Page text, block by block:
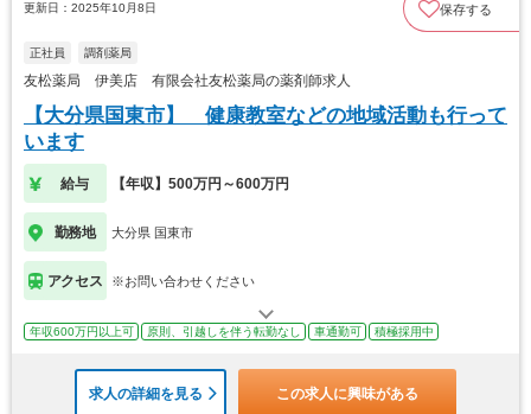
更新日：2025年10月8日 保存する
正社員 調剤薬局
友松薬局 伊美店 有限会社友松薬局の薬剤師求人
【大分県国東市】 健康教室などの地域活動も行って
います
給与 【年収】500万円～600万円
勤務地 大分県 国東市
アクセス ※お問い合わせください
年収600万円以上可 原則、引越しを伴う転勤なし 車通勤可 積極採用中
求人の詳細を見る この求人に興味がある